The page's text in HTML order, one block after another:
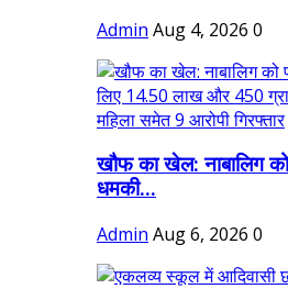
Admin Aug 4, 2026 0
खौफ का खेल: नाबालिग
धमकी...
Admin Aug 6, 2026 0